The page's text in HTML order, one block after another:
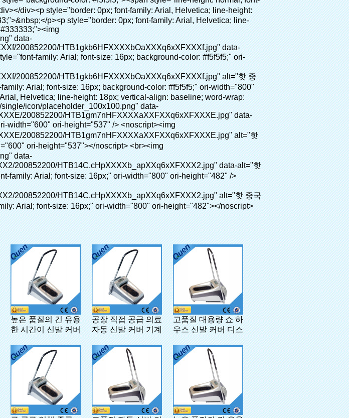
높은 품질의 긴 유용
한 시간이 신발 커버
디스펜서 의료 실험
실
공장 직접 공급 의료
자동 신발 커버 기계
고품질 대용량 쇼 하
우스 신발 커버 디스
펜서 클리닉